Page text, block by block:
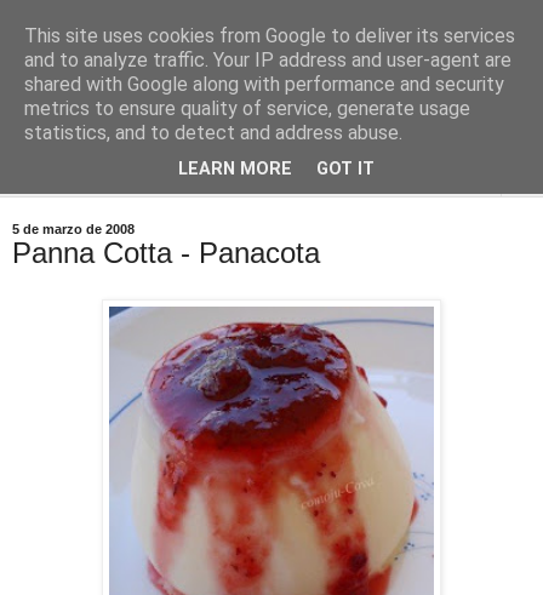
Comoju
La Cocina del Día a Día y el día a día de la Gastronomía
5 de marzo de 2008
Panna Cotta - Panacota
This site uses cookies from Google to deliver its services
and to analyze traffic. Your IP address and user-agent are
shared with Google along with performance and security
metrics to ensure quality of service, generate usage
statistics, and to detect and address abuse.
LEARN MORE GOT IT